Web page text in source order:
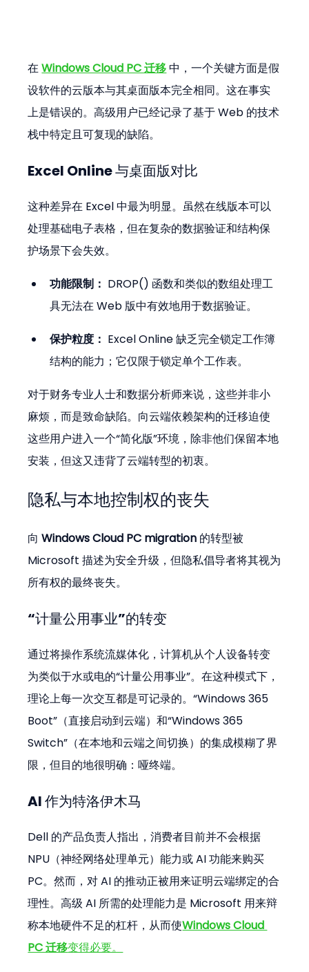
在 Windows Cloud PC 迁移 中，一个关键方面是假
设软件的云版本与其桌面版本完全相同。这在事实
上是错误的。高级用户已经记录了基于 Web 的技术
栈中特定且可复现的缺陷。
Excel Online 与桌面版对比
这种差异在 Excel 中最为明显。虽然在线版本可以
处理基础电子表格，但在复杂的数据验证和结构保
护场景下会失效。
功能限制： DROP() 函数和类似的数组处理工
具无法在 Web 版中有效地用于数据验证。
保护粒度： Excel Online 缺乏完全锁定工作簿
结构的能力；它仅限于锁定单个工作表。
对于财务专业人士和数据分析师来说，这些并非小
麻烦，而是致命缺陷。向云端依赖架构的迁移迫使
这些用户进入一个“简化版”环境，除非他们保留本地
安装，但这又违背了云端转型的初衷。
隐私与本地控制权的丧失
向 Windows Cloud PC migration 的转型被
Microsoft 描述为安全升级，但隐私倡导者将其视为
所有权的最终丧失。
“计量公用事业”的转变
通过将操作系统流媒体化，计算机从个人设备转变
为类似于水或电的“计量公用事业”。在这种模式下，
理论上每一次交互都是可记录的。“Windows 365
Boot”（直接启动到云端）和“Windows 365
Switch”（在本地和云端之间切换）的集成模糊了界
限，但目的地很明确：哑终端。
AI 作为特洛伊木马
Dell 的产品负责人指出，消费者目前并不会根据
NPU（神经网络处理单元）能力或 AI 功能来购买
PC。然而，对 AI 的推动正被用来证明云端绑定的合
理性。高级 AI 所需的处理能力是 Microsoft 用来辩
称本地硬件不足的杠杆，从而使Windows Cloud
PC 迁移变得必要。